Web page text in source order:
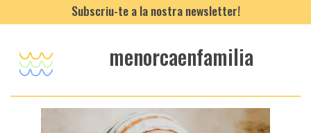
Subscriu-te a la nostra newsletter!
menorcaenfamilia